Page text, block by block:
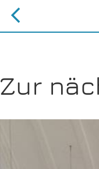
Zur